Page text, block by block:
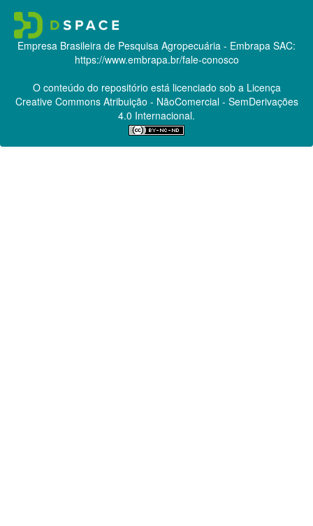
Empresa Brasileira de Pesquisa Agropecuária - Embrapa SAC:
https://www.embrapa.br/fale-conosco
O conteúdo do repositório está licenciado sob a Licença
Creative CommonsAtribuição - NãoComercial - SemDerivações
4.0 Internacional.